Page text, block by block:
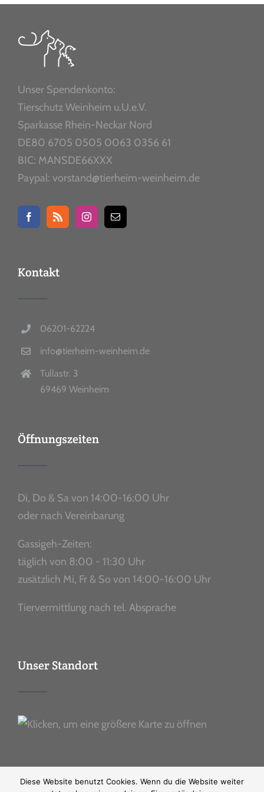
Unser Spendenkonto:
Tierschutz Weinheim u.U.e.V.
Sparkasse Rhein-Neckar Nord
DE80 6705 0505 0063 0356 61
BIC: MANSDE66XXX
Paypal: vorstand@tierheim-weinheim.de
Kontakt
06201-62224
info@tierheim-weinheim.de
Tullastr. 3
69469 Weinheim
Öffnungszeiten
Di, Do & Sa von 14:00-16:00 Uhr
oder nach Vereinbarung
Gassigeh-Zeiten:
täglich von 8:00 - 11:30 Uhr
zusätzlich Mi, Fr & So von 14:00-16:00 Uhr
Tiervermittlung nach tel. Absprache
Unser Standort
Diese Website benutzt Cookies. Wenn du die Website weiter